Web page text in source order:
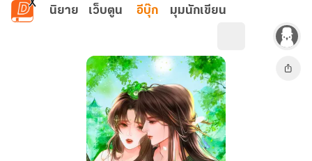
ข้ามไปยังเนื้อหาหลัก
นิยาย เว็บตูน อีบุ๊ก มุมนักเขียน